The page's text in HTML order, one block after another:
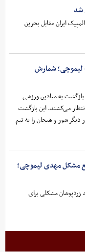
شد
ایران مقابل بحرین
شمارش
بازگشت به میادین ورزشی
می‌کشند. این بازگشت
شور و هیجان را به تیم
مشکل مهدی لیموچی؛
مشکلی برای